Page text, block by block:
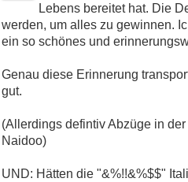
Lebens bereitet hat. Die
werden, um alles zu gewinnen.
ein so schönes und
Genau diese Erinnerung
gut.
(Allerdings defintiv Abzüge in
Naidoo)
UND: Hätten die "&%!!&%$$"